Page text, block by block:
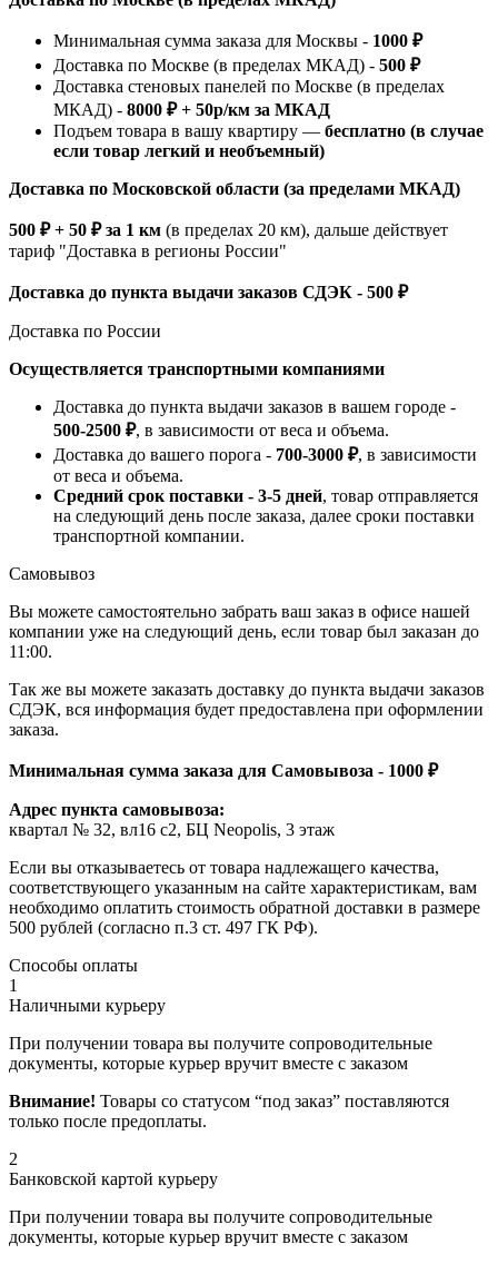
Минимальная сумма заказа для Москвы - 1000 ₽
Доставка по Москве (в пределах МКАД) - 500 ₽
Доставка стеновых панелей по Москве (в пределах
МКАД) - 8000 ₽ + 50р/км за МКАД
Подъем товара в вашу квартиру — бесплатно (в случае
если товар легкий и необъемный)
Доставка по Московской области (за пределами МКАД)
500 ₽ + 50 ₽ за 1 км (в пределах 20 км), дальше действует
тариф "Доставка в регионы России"
Доставка до пункта выдачи заказов СДЭК - 500 ₽
Доставка по России
Осуществляется транспортными компаниями
Доставка до пункта выдачи заказов в вашем городе -
500-2500 ₽, в зависимости от веса и объема.
Доставка до вашего порога - 700-3000 ₽, в зависимости
от веса и объема.
Средний срок поставки - 3-5 дней, товар отправляется
на следующий день после заказа, далее сроки поставки
транспортной компании.
Самовывоз
Вы можете самостоятельно забрать ваш заказ в офисе нашей
компании уже на следующий день, если товар был заказан до
11:00.
Так же вы можете заказать доставку до пункта выдачи заказов
СДЭК, вся информация будет предоставлена при оформлении
заказа.
Минимальная сумма заказа для Самовывоза - 1000 ₽
Адрес пункта самовывоза:
квартал № 32, вл16 с2, БЦ Neopolis, 3 этаж
Если вы отказываетесь от товара надлежащего качества,
соответствующего указанным на сайте характеристикам, вам
необходимо оплатить стоимость обратной доставки в размере
500 рублей (согласно п.3 ст. 497 ГК РФ).
Способы оплаты
1
Наличными курьеру
При получении товара вы получите сопроводительные
документы, которые курьер вручит вместе с заказом
Внимание! Товары со статусом “под заказ” поставляются
только после предоплаты.
2
Банковской картой курьеру
При получении товара вы получите сопроводительные
документы, которые курьер вручит вместе с заказом